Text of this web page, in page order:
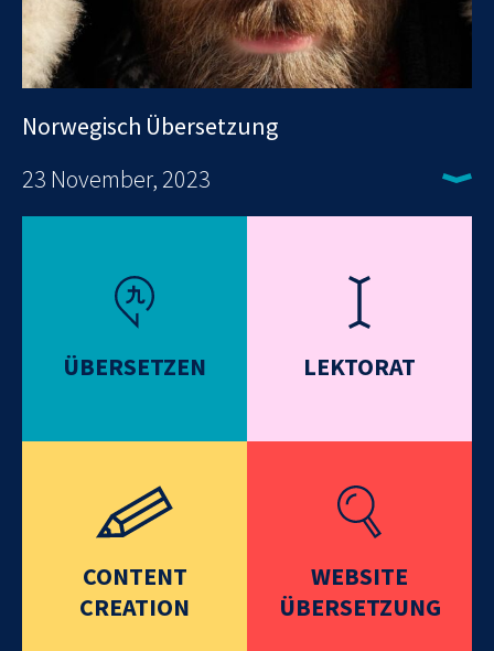
Norwegisch Übersetzung
23 November, 2023
ÜBERSETZEN LEKTORAT
CONTENT
CREATION
WEBSITE
ÜBERSETZUNG